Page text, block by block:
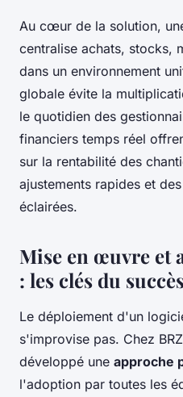
Au cœur de la solution,
centralise achats, stocks,
dans un environnement
globale évite la
le quotidien des
financiers temps réel
sur la rentabilité des
ajustements rapides et
éclairées.
Mise en œuvre et
: les clés du
Le déploiement d'un
s'improvise pas. Chez
développé une approche
l'adoption par toutes les